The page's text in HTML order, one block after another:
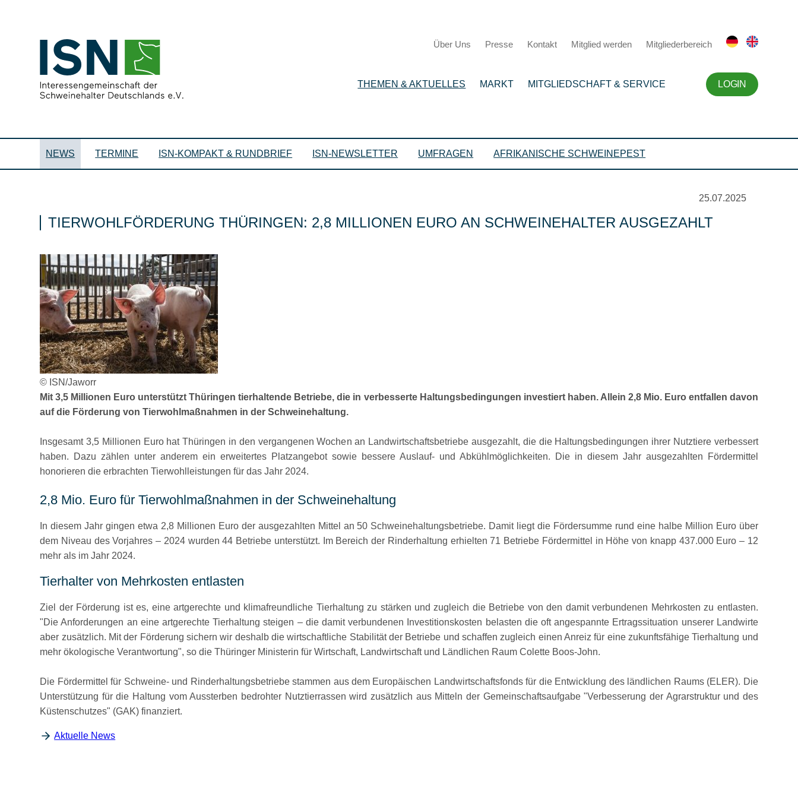
Über Uns Presse Kontakt Mitglied werden Mitgliederbereich
THEMEN & AKTUELLES MARKT MITGLIEDSCHAFT & SERVICE LOGIN
NEWS TERMINE ISN-KOMPAKT & RUNDBRIEF ISN-NEWSLETTER UMFRAGEN AFRIKANISCHE SCHWEINEPEST
25.07.2025
TIERWOHLFÖRDERUNG THÜRINGEN: 2,8 MILLIONEN EURO AN SCHWEINEHALTER AUSGEZAHLT
© ISN/Jaworr
Mit 3,5 Millionen Euro unterstützt Thüringen tierhaltende Betriebe, die in verbesserte Haltungsbedingungen investiert haben. Allein 2,8 Mio. Euro entfallen davon
auf die Förderung von Tierwohlmaßnahmen in der Schweinehaltung.
Insgesamt 3,5 Millionen Euro hat Thüringen in den vergangenen Wochen an Landwirtschaftsbetriebe ausgezahlt, die die Haltungsbedingungen ihrer Nutztiere verbessert
haben. Dazu zählen unter anderem ein erweitertes Platzangebot sowie bessere Auslauf- und Abkühlmöglichkeiten. Die in diesem Jahr ausgezahlten Fördermittel
honorieren die erbrachten Tierwohlleistungen für das Jahr 2024.
2,8 Mio. Euro für Tierwohlmaßnahmen in der Schweinehaltung
In diesem Jahr gingen etwa 2,8 Millionen Euro der ausgezahlten Mittel an 50 Schweinehaltungsbetriebe. Damit liegt die Fördersumme rund eine halbe Million Euro über
dem Niveau des Vorjahres – 2024 wurden 44 Betriebe unterstützt. Im Bereich der Rinderhaltung erhielten 71 Betriebe Fördermittel in Höhe von knapp 437.000 Euro – 12
mehr als im Jahr 2024.
Tierhalter von Mehrkosten entlasten
Ziel der Förderung ist es, eine artgerechte und klimafreundliche Tierhaltung zu stärken und zugleich die Betriebe von den damit verbundenen Mehrkosten zu entlasten.
Die Anforderungen an eine artgerechte Tierhaltung steigen – die damit verbundenen Investitionskosten belasten die oft angespannte Ertragssituation unserer Landwirte
aber zusätzlich. Mit der Förderung sichern wir deshalb die wirtschaftliche Stabilität der Betriebe und schaffen zugleich einen Anreiz für eine zukunftsfähige Tierhaltung und
mehr ökologische Verantwortung , so die Thüringer Ministerin für Wirtschaft, Landwirtschaft und Ländlichen Raum Colette Boos-John.
Die Fördermittel für Schweine- und Rinderhaltungsbetriebe stammen aus dem Europäischen Landwirtschaftsfonds für die Entwicklung des ländlichen Raums (ELER). Die
Unterstützung für die Haltung vom Aussterben bedrohter Nutztierrassen wird zusätzlich aus Mitteln der Gemeinschaftsaufgabe Verbesserung der Agrarstruktur und des
Küstenschutzes
(GAK) finanziert.
Aktuelle News